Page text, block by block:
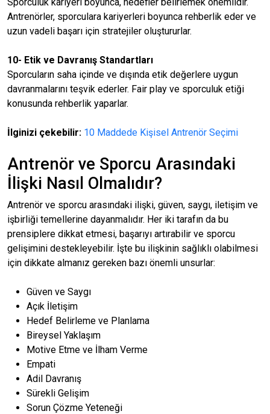
Antrenörler, sporculara kariyerleri boyunca rehberlik eder ve
uzun vadeli başarı için stratejiler oluştururlar.
10- Etik ve Davranış Standartları
Sporcuların saha içinde ve dışında etik değerlere uygun
davranmalarını teşvik ederler. Fair play ve sporculuk etiği
konusunda rehberlik yaparlar.
İlginizi çekebilir: 10 Maddede Kişisel Antrenör Seçimi
Antrenör ve Sporcu Arasındaki
İlişki Nasıl Olmalıdır?
Antrenör ve sporcu arasındaki ilişki, güven, saygı, iletişim ve
işbirliği temellerine dayanmalıdır. Her iki tarafın da bu
prensiplere dikkat etmesi, başarıyı artırabilir ve sporcu
gelişimini destekleyebilir. İşte bu ilişkinin sağlıklı olabilmesi
için dikkate almanız gereken bazı önemli unsurlar:
Güven ve Saygı
Açık İletişim
Hedef Belirleme ve Planlama
Bireysel Yaklaşım
Motive Etme ve İlham Verme
Empati
Adil Davranış
Sürekli Gelişim
Sorun Çözme Yeteneği